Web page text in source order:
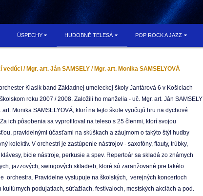
ÚSPECHY HUDOBNÉ TELESÁ POP ROCK A JAZZ
vedúci / Mgr. art. Ján SAMSELY / Mgr. art. Monika SAMSELYOVÁ
Klasik band Základnej umeleckej školy Jantárová 6 v Košiciach
roku 2007 / 2008. Založili ho manželia - uč. Mgr. art. Ján SAMSELY
art. Monika SAMSELYOVÁ, ktorí na tejto škole vyučujú hru na dychové
ich pôsobenia sa vyprofiloval na teleso s 25 členmi, ktorí svojou
pravidelnými účasťami na skúškach a záujmom o takýto štýl hudby
kolektív. V orchestri je zastúpenie nástrojov - saxofóny, flauty, trúbky,
bicie nástroje, perkusie a spev. Repertoár sa skladá zo známych
jazzových, swingových skladieb, ktoré sú zaranžované pre takéto
orchestra. Pravidelne vystupuje na školských, verejných koncertoch
kultúrnych podujatiach, súťažiach, festivaloch, mestských akciách a pod.